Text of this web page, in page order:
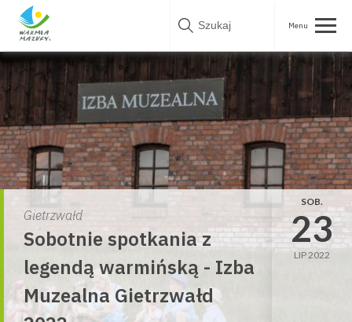
Skip
Gietrzwałd
Sobotnie spotkania z
legendą warmińską - Izba
Muzealna Gietrzwałd
SOB.
23
LIP 2022